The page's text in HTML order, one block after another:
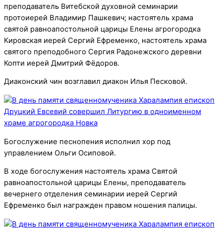
преподаватель Витебской духовной семинарии
протоиерей Владимир Пашкевич; настоятель храма
святой равноапостольной царицы Елены агрогородка
Кировская иерей Сергий Ефременко, настоятель храма
святого преподобного Сергия Радонежского деревни
Копти иерей Дмитрий Фёдоров.
Диаконский чин возглавил диакон Илья Песковой.
Богослужение песнопения исполнил хор под
управлением Ольги Осиповой.
В ходе богослужения настоятель храма Святой
равноапостольной царицы Елены, преподаватель
вечернего отделения семинарии иерей Сергий
Ефременко был награжден правом ношения палицы.